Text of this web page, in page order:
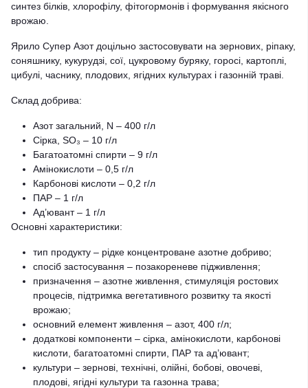
синтез білків, хлорофілу, фітогормонів і формування якісного
врожаю.
Ярило Супер Азот доцільно застосовувати на зернових, ріпаку,
соняшнику, кукурудзі, сої, цукровому буряку, горосі, картоплі,
цибулі, часнику, плодових, ягідних культурах і газонній траві.
Склад добрива:
Азот загальний, N – 400 г/л
Сірка, SO₃ – 10 г/л
Багатоатомні спирти – 9 г/л
Амінокислоти – 0,5 г/л
Карбонові кислоти – 0,2 г/л
ПАР – 1 г/л
Ад’ювант – 1 г/л
Основні характеристики:
тип продукту – рідке концентроване азотне добриво;
спосіб застосування – позакореневе підживлення;
призначення – азотне живлення, стимуляція ростових
процесів, підтримка вегетативного розвитку та якості
врожаю;
основний елемент живлення – азот, 400 г/л;
додаткові компоненти – сірка, амінокислоти, карбонові
кислоти, багатоатомні спирти, ПАР та ад’ювант;
культури – зернові, технічні, олійні, бобові, овочеві,
плодові, ягідні культури та газонна трава;